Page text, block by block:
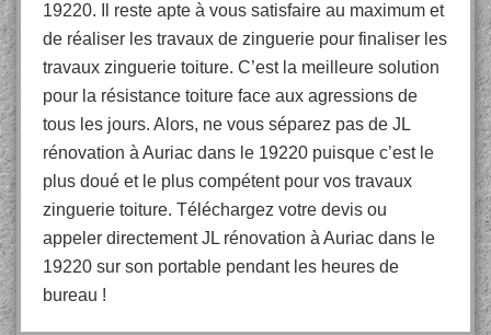
19220. Il reste apte à vous satisfaire au maximum et
de réaliser les travaux de zinguerie pour finaliser les
travaux zinguerie toiture. C’est la meilleure solution
pour la résistance toiture face aux agressions de
tous les jours. Alors, ne vous séparez pas de JL
rénovation à Auriac dans le 19220 puisque c’est le
plus doué et le plus compétent pour vos travaux
zinguerie toiture. Téléchargez votre devis ou
appeler directement JL rénovation à Auriac dans le
19220 sur son portable pendant les heures de
bureau !